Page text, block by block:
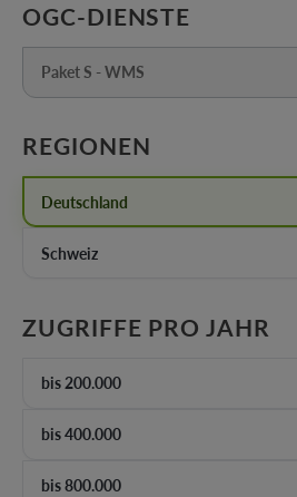
OGC-DIENSTE
Paket S - WMS
(Diese Option ist zurzeit nicht verfügbar.)
REGIONEN
Deutschland
Schweiz
ZUGRIFFE PRO JAHR
bis 200.000
bis 400.000
bis 800.000